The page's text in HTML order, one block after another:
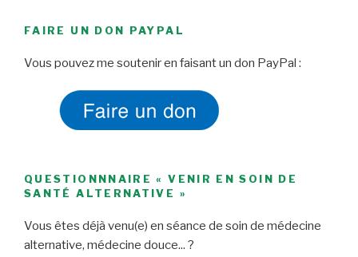
FAIRE UN DON PAYPAL
Vous pouvez me soutenir en faisant un don PayPal :
QUESTIONNNAIRE « VENIR EN SOIN DE
SANTÉ ALTERNATIVE »
Vous êtes déjà venu(e) en séance de soin de médecine
alternative, médecine douce... ?